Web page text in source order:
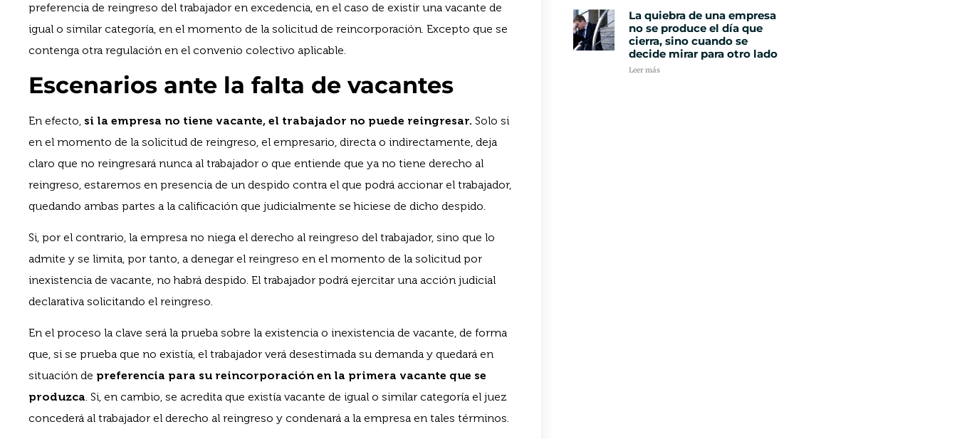
preferencia de reingreso del trabajador en excedencia, en el caso de existir una vacante de
igual o similar categoría, en el momento de la solicitud de reincorporación. Excepto que se
contenga otra regulación en el convenio colectivo aplicable.
Escenarios ante la falta de vacantes
En efecto, si la empresa no tiene vacante, el trabajador no puede reingresar. Solo si
en el momento de la solicitud de reingreso, el empresario, directa o indirectamente, deja
claro que no reingresará nunca al trabajador o que entiende que ya no tiene derecho al
reingreso, estaremos en presencia de un despido contra el que podrá accionar el trabajador,
quedando ambas partes a la calificación que judicialmente se hiciese de dicho despido.
Si, por el contrario, la empresa no niega el derecho al reingreso del trabajador, sino que lo
admite y se limita, por tanto, a denegar el reingreso en el momento de la solicitud por
inexistencia de vacante, no habrá despido. El trabajador podrá ejercitar una acción judicial
declarativa solicitando el reingreso.
En el proceso la clave será la prueba sobre la existencia o inexistencia de vacante, de forma
que, si se prueba que no existía, el trabajador verá desestimada su demanda y quedará en
situación de preferencia para su reincorporación en la primera vacante que se
produzca. Si, en cambio, se acredita que existía vacante de igual o similar categoría el juez
concederá al trabajador el derecho al reingreso y condenará a la empresa en tales términos.
La quiebra de una empresa
no se produce el día que
cierra, sino cuando se
decide mirar para otro lado
Leer más